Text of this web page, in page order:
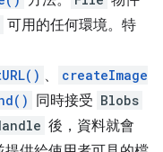
可用的任何環境。特
、
createImage
同時接受 Blobs
後，資料就會